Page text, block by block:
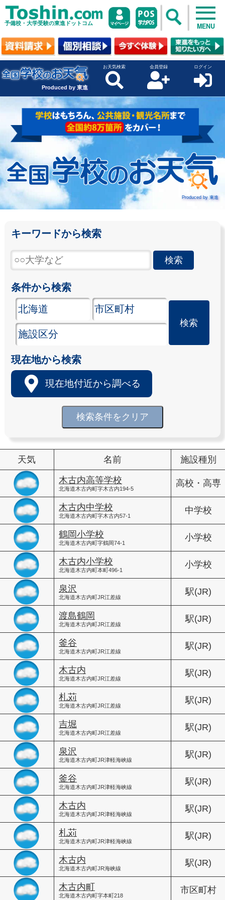
予備校・大学受験の東進ドットコム MENU
Produced by 東進
お天気検索 会員登録 ログイン
Produced by 東進
キーワードから検索
条件から検索
現在地から検索
現在地付近から調べる
検索条件をクリア
天気 名前 施設種別
木古内高等学校
北海道木古内町字木古内194-5
高校・高専
木古内中学校
北海道木古内町字木古内57-1
中学校
鶴岡小学校
北海道木古内町字鶴岡74-1
小学校
木古内小学校
北海道木古内町本町496-1
小学校
泉沢
北海道木古内町JR江差線
駅(JR)
渡島鶴岡
北海道木古内町JR江差線
駅(JR)
釜谷
北海道木古内町JR江差線
駅(JR)
木古内
北海道木古内町JR江差線
駅(JR)
札苅
北海道木古内町JR江差線
駅(JR)
吉堀
北海道木古内町JR江差線
駅(JR)
泉沢
北海道木古内町JR津軽海峡線
駅(JR)
釜谷
北海道木古内町JR津軽海峡線
駅(JR)
木古内
北海道木古内町JR津軽海峡線
駅(JR)
札苅
北海道木古内町JR津軽海峡線
駅(JR)
木古内
北海道木古内町JR海峡線
駅(JR)
木古内町
北海道木古内町字本町218
市区町村